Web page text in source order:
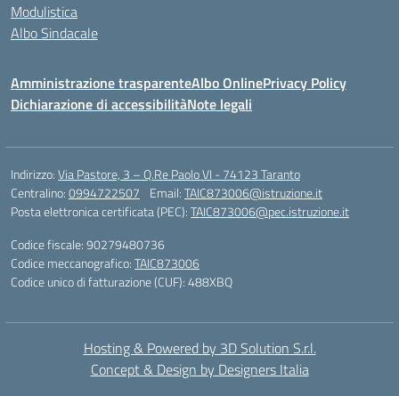
Modulistica
Albo Sindacale
Amministrazione trasparenteAlbo OnlinePrivacy Policy
Dichiarazione di accessibilitàNote legali
Indirizzo:Via Pastore, 3 – Q.Re Paolo VI - 74123 Taranto
Centralino:0994722507 Email:TAIC873006@istruzione.it
Posta elettronica certificata (PEC):TAIC873006@pec.istruzione.it
Codice fiscale: 90279480736
Codice meccanografico:TAIC873006
Codice unico di fatturazione (CUF): 488XBQ
Hosting & Powered by 3D Solution S.r.l.
Concept & Design by Designers Italia